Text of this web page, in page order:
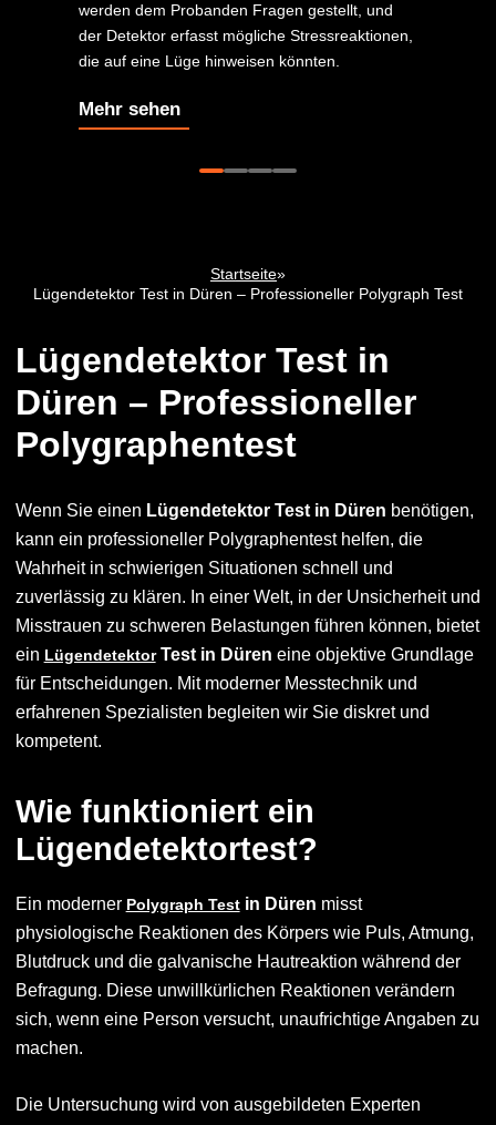
werden dem Probanden Fragen gestellt, und
der Detektor erfasst mögliche Stressreaktionen,
die auf eine Lüge hinweisen könnten.
Mehr sehen
Startseite»
Lügendetektor Test in Düren – Professioneller Polygraph Test
Lügendetektor Test in
Düren – Professioneller
Polygraphentest
Wenn Sie einen Lügendetektor Test in Düren benötigen,
kann ein professioneller Polygraphentest helfen, die
Wahrheit in schwierigen Situationen schnell und
zuverlässig zu klären. In einer Welt, in der Unsicherheit und
Misstrauen zu schweren Belastungen führen können, bietet
ein LügendetektorTest in Düren eine objektive Grundlage
für Entscheidungen. Mit moderner Messtechnik und
erfahrenen Spezialisten begleiten wir Sie diskret und
kompetent.
Wie funktioniert ein
Lügendetektortest?
Ein moderner Polygraph Testin Düren misst
physiologische Reaktionen des Körpers wie Puls, Atmung,
Blutdruck und die galvanische Hautreaktion während der
Befragung. Diese unwillkürlichen Reaktionen verändern
sich, wenn eine Person versucht, unaufrichtige Angaben zu
machen.
Die Untersuchung wird von ausgebildeten Experten